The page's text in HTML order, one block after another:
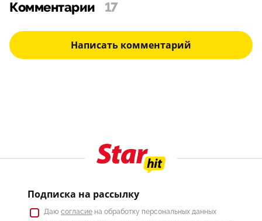
Комментарии 17
Написать комментарий
Подписка на рассылку
Даю согласие на обработку персональных данных